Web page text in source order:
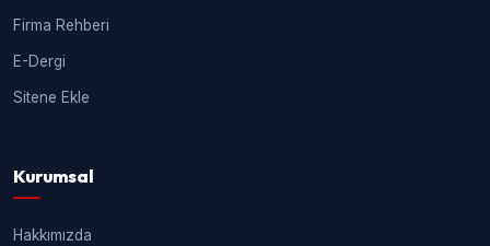
Firma Rehberi
E-Dergi
Sitene Ekle
Kurumsal
Hakkımızda